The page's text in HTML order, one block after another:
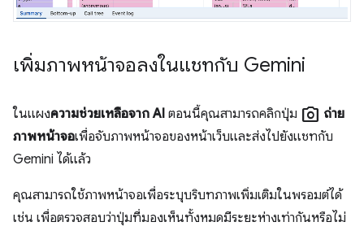
เพิ่มภาพหน้าจอลงในแชทกับ Gemini
ในแผงความช่วยเหลือจาก AI ตอนนี้คุณสามารถคลิกปุ่ม photo_camera ถ่าย
ภาพหน้าจอเพื่อจับภาพหน้าจอของหน้าเว็บและส่งไปยังแชทกับ
Gemini ได้แล้ว
คุณสามารถใช้ภาพหน้าจอเพื่อระบุบริบทภาพเพิ่มเติมในพรอมต์ได้
เช่น เพื่อตรวจสอบว่าปุ่มที่มองเห็นทั้งหมดมีระยะห่างเท่ากันหรือไม่